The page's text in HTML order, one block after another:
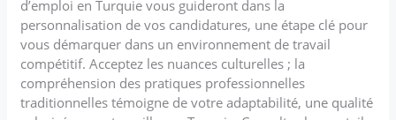
d’emploi en Turquie vous guideront dans la
personnalisation de vos candidatures, une étape clé pour
vous démarquer dans un environnement de travail
compétitif. Acceptez les nuances culturelles ; la
compréhension des pratiques professionnelles
traditionnelles témoigne de votre adaptabilité, une qualité